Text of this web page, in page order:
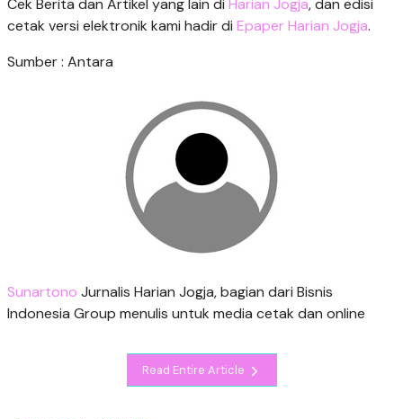
Cek Berita dan Artikel yang lain di Harian Jogja, dan edisi
cetak versi elektronik kami hadir di Epaper Harian Jogja.
Sumber : Antara
Sunartono Jurnalis Harian Jogja, bagian dari Bisnis
Indonesia Group menulis untuk media cetak dan online
Read Entire Article